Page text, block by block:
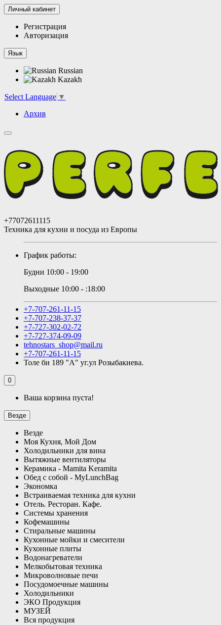
Личный кабинет
Регистрация
Авторизация
Язык
Russian
Kazakh
Select Language ▼
Архив
+77072611115
Техника для кухни и посуда из Европы
График работы:
Будни 10:00 - 19:00
Выходные 10:00 - :18:00
+7-707-261-11-15
+7-707-238-37-37
+7-727-302-02-72
+7-727-374-09-09
tehnostars_shop@mail.ru
+7-707-261-11-15
Толе би 189 "А" уг.ул Розыбакиева.
0
Ваша корзина пуста!
Везде
Везде
Моя Кухня, Мой Дом
Холодильники для вина
Вытяжные вентиляторы
Керамика - Mamita Keramita
Обед с собой - MyLunchBag
Экономка
Встраиваемая техника для кухни
Отель. Ресторан. Кафе.
Системы хранения
Кофемашины
Стиральные машины
Кухонные мойки и смесители
Кухонные плиты
Водонагреватели
Мелкобытовая техника
Микроволновые печи
Посудомоечные машины
Холодильники
ЭКО Продукция
МУЗЕЙ
Вся продукция